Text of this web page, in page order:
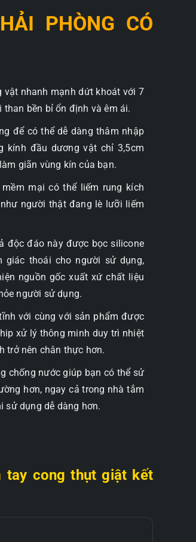
PHÒNG CÓ
nhanh mạnh dứt khoát với 7
bền bỉ ổn định và êm ái.
để có thể dễ dàng thâm nhập
kính đầu dương vật chỉ 3,5cm
giãn vùng kín của bạn.
mại có thể liếm rung kích
người thật đang lè lưỡi liếm
độc đáo này được bọc silicone
giác thoái cho người sử dụng,
nguồn gốc xuất xứ chất liệu
người sử dụng.
với cùng với sản phẩm được
xử lý thông minh duy trì nhiệt
trở nên chân thực hơn.
chống nước giúp bạn có thể sử
hơn, ngay cả trong nhà tắm
sử dụng dễ dàng hơn.
tay cong thụt giật kết